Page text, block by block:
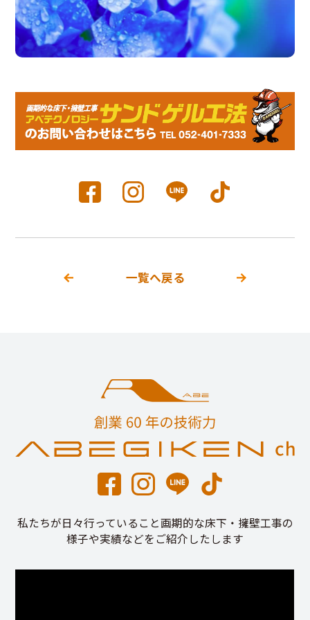
一覧へ戻る
私たちが日々行っていること画期的な床下・擁壁工事の
様子や実績などをご紹介したします